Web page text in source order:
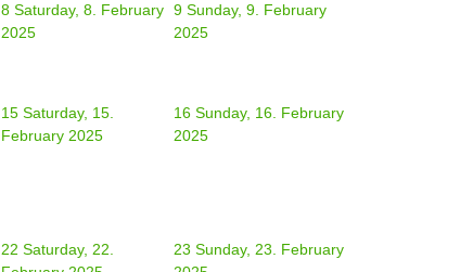
8 Saturday, 8. February
2025
9 Sunday, 9. February
2025
15 Saturday, 15.
February 2025
16 Sunday, 16. February
2025
22 Saturday, 22.
23 Sunday, 23. February